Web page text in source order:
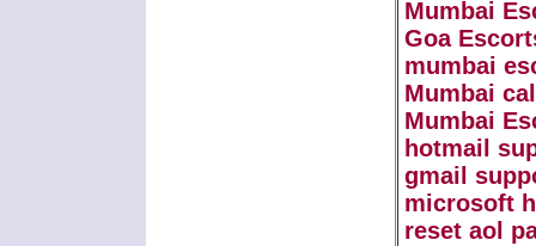
Mumbai
Goa
mumbai
Mumbai
Mumbai
hotmail
gmail
microsoft
reset aol